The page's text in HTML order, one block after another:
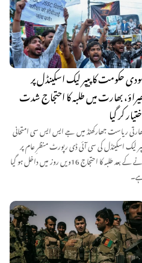
حکومت کا پیپر لیک اسکینڈل پر
بھارت میں طلبہ کا احتجاج شدت
کر گیا
ریاست جھارکھنڈ میں جے ایس ایس سی امتحانی
لیک اسکینڈل کی سی آئی ڈی رپورٹ منظرِ عام پر
آنے کے بعد طلبہ کا احتجاج 16ویں روز میں داخل ہو گیا